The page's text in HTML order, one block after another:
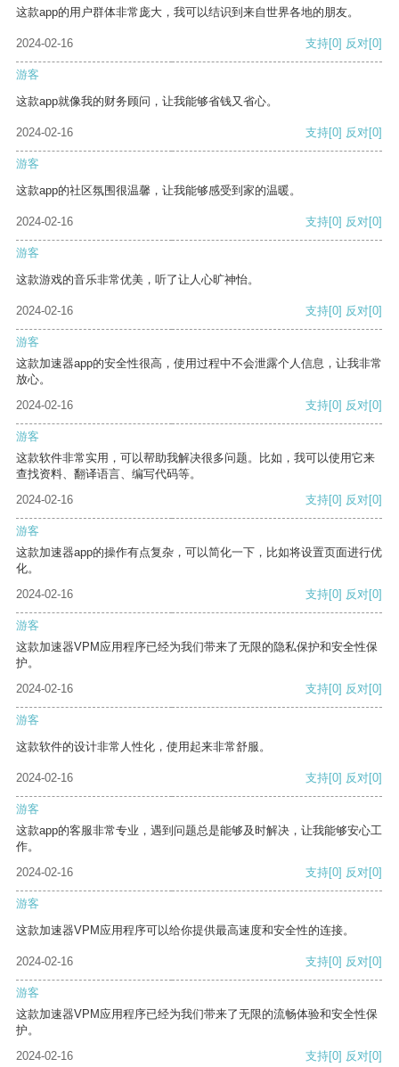
这款app的用户群体非常庞大，我可以结识到来自世界各地的朋友。
2024-02-16 支持[0] 反对[0]
游客
这款app就像我的财务顾问，让我能够省钱又省心。
2024-02-16 支持[0] 反对[0]
游客
这款app的社区氛围很温馨，让我能够感受到家的温暖。
2024-02-16 支持[0] 反对[0]
游客
这款游戏的音乐非常优美，听了让人心旷神怡。
2024-02-16 支持[0] 反对[0]
游客
这款加速器app的安全性很高，使用过程中不会泄露个人信息，让我非常
放心。
2024-02-16
支持[0] 反对[0]
游客
这款软件非常实用，可以帮助我解决很多问题。比如，我可以使用它来
查找资料、翻译语言、编写代码等。
2024-02-16
支持[0] 反对[0]
游客
这款加速器app的操作有点复杂，可以简化一下，比如将设置页面进行优
化。
2024-02-16
支持[0] 反对[0]
游客
这款加速器VPM应用程序已经为我们带来了无限的隐私保护和安全性保
护。
2024-02-16
支持[0] 反对[0]
游客
这款软件的设计非常人性化，使用起来非常舒服。
2024-02-16 支持[0] 反对[0]
游客
这款app的客服非常专业，遇到问题总是能够及时解决，让我能够安心工
作。
2024-02-16
支持[0] 反对[0]
游客
这款加速器VPM应用程序可以给你提供最高速度和安全性的连接。
2024-02-16 支持[0] 反对[0]
游客
这款加速器VPM应用程序已经为我们带来了无限的流畅体验和安全性保
护。
2024-02-16
支持[0] 反对[0]